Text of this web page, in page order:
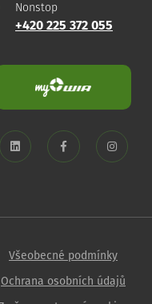
Nonstop
+420 225 372 055
Všeobecné podmínky
Ochrana osobních údajů